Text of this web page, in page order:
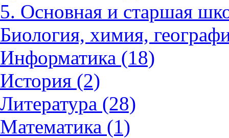
5. Основная и старшая
Биология, химия,
Информатика (18)
История (2)
Литература (28)
Математика (1)